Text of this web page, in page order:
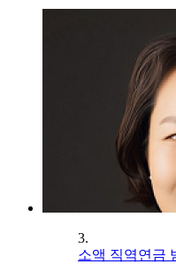
3.
소액 직역연금